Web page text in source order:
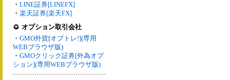
・ LINE証券[LINEFX]
・ 楽天証券[楽天FX]
オプション取引会社
・ GMO外貨[オプトレ!](専用
WEBブラウザ版)
・ GMOクリック証券[外為オプ
ション](専用WEBブラウザ版)